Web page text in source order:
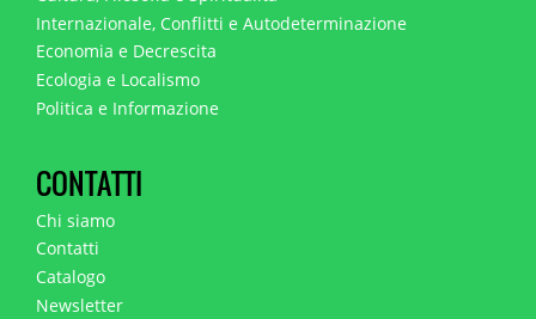
Internazionale, Conflitti e Autodeterminazione
Economia e Decrescita
Ecologia e Localismo
Politica e Informazione
CONTATTI
Chi siamo
Contatti
Catalogo
Newsletter